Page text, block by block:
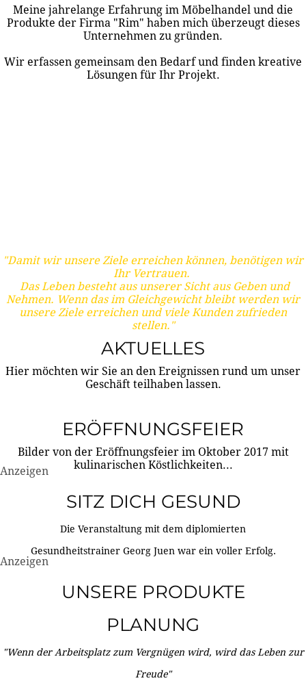
Meine jahrelange Erfahrung im Möbelhandel und die
Produkte der Firma "Rim" haben mich überzeugt dieses
Unternehmen zu gründen.
Wir erfassen gemeinsam den Bedarf und finden kreative
Lösungen für Ihr Projekt.
"Damit wir unsere Ziele erreichen können, benötigen wir
Ihr Vertrauen.
Das Leben besteht aus unserer Sicht aus Geben und
Nehmen. Wenn das im Gleichgewicht bleibt werden wir
unsere Ziele erreichen und viele Kunden zufrieden
stellen."
AKTUELLES
Hier möchten wir Sie an den Ereignissen rund um unser
Geschäft teilhaben lassen.
ERÖFFNUNGSFEIER
Bilder von der Eröffnungsfeier im Oktober 2017 mit
kulinarischen Köstlichkeiten...
Anzeigen
SITZ DICH GESUND
Die Veranstaltung mit dem diplomierten
Gesundheitstrainer Georg Juen war ein voller Erfolg.
Anzeigen
UNSERE PRODUKTE
PLANUNG
"Wenn der Arbeitsplatz zum Vergnügen wird, wird das Leben zur
Freude"